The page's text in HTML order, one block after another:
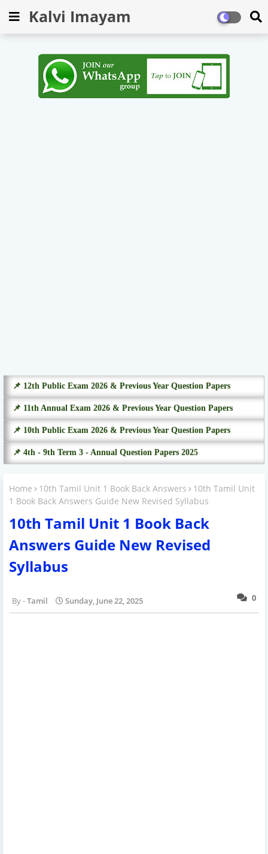
Kalvi Imayam
📌 12th Public Exam 2026 & Previous Year Question Papers
📌 11th Annual Exam 2026 & Previous Year Question Papers
📌 10th Public Exam 2026 & Previous Year Question Papers
📌 4th - 9th Term 3 - Annual Question Papers 2025
Home 10th Tamil Unit 1 Book Back Answers
10th Tamil Unit
1 Book Back Answers Guide New Revised Syllabus
10th Tamil Unit 1 Book Back
Answers Guide New Revised
Syllabus
0
Tamil Sunday, June 22, 2025